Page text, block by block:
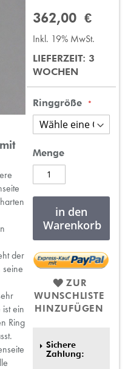
362,00 €
Inkl. 19% MwSt.
LIEFERZEIT: 3
WOCHEN
Ringgröße
Menge
in den
Warenkorb
ZUR
WUNSCHLISTE
HINZUFÜGEN
Sichere
Zahlung:
der
seine
ein
Ring